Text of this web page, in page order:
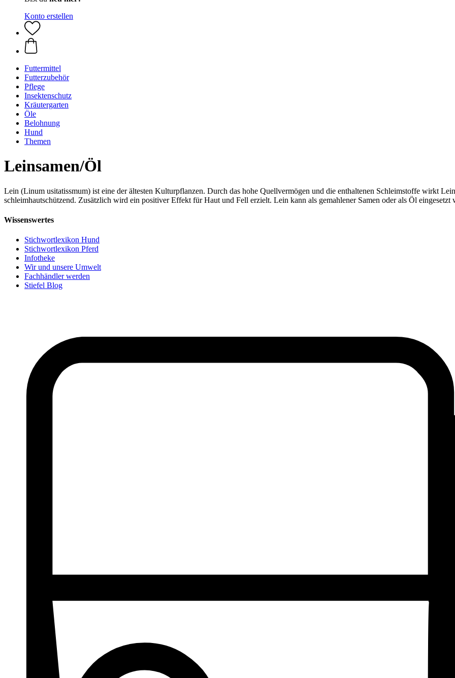
Konto erstellen
Futtermittel
Futterzubehör
Pflege
Insektenschutz
Kräutergarten
Öle
Belohnung
Hund
Themen
Leinsamen/Öl
Lein (Linum usitatissmum) ist eine der ältesten Kulturpflanzen. Durch das hohe Quellvermögen und die enthaltenen Schleimstoffe wirkt
schleimhautschützend. Zusätzlich wird ein positiver Effekt für Haut und Fell erzielt. Lein kann als gemahlener Samen oder als Öl eingesetzt
Wissenswertes
Stichwortlexikon Hund
Stichwortlexikon Pferd
Infotheke
Wir und unsere Umwelt
Fachhändler werden
Stiefel Blog